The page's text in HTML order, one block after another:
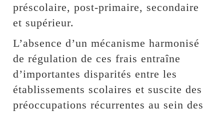
préscolaire, post-primaire, secondaire
et supérieur.
L’absence d’un mécanisme harmonisé
de régulation de ces frais entraîne
d’importantes disparités entre les
établissements scolaires et suscite des
préoccupations récurrentes au sein des